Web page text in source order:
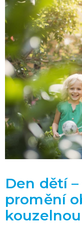
Den dětí
promění